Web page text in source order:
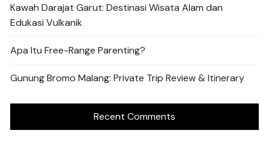
Kawah Darajat Garut: Destinasi Wisata Alam dan
Edukasi Vulkanik
Apa Itu Free-Range Parenting?
Gunung Bromo Malang: Private Trip Review & Itinerary
Recent Comments